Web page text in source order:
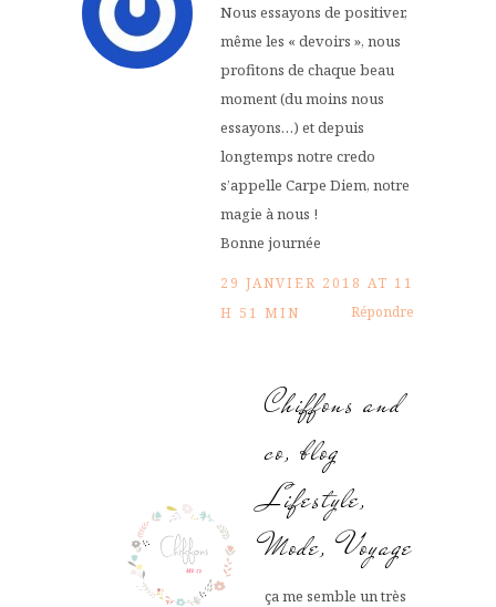
Nous essayons de positiver,
même les « devoirs », nous
profitons de chaque beau
moment (du moins nous
essayons…) et depuis
longtemps notre credo
s’appelle Carpe Diem, notre
magie à nous !
Bonne journée
29 JANVIER 2018 AT 11
H 51 MIN
Répondre
Chiffons and
co, blog
Lifestyle,
Mode, Voyage
ça me semble un très